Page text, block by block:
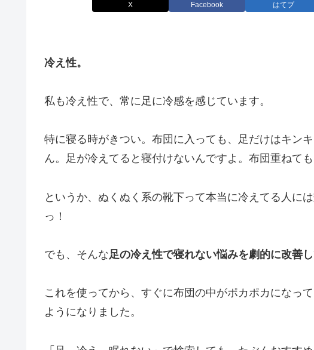
X Facebook はてブ
冷え性。
私も冷え性で、常に足に冷感を感じています。
特に寝る時がきつい。布団に入っても、足だけはキン
ん。足が冷えてると寝付けないんですよ。布団重ねて
というか、ぬくぬく系の靴下って本当に冷えてる人に
っ！
でも、そんな足の冷え性で寝れない悩みを劇的に改善
これを使ってから、すぐに布団の中がポカポカになっ
ようになりました。